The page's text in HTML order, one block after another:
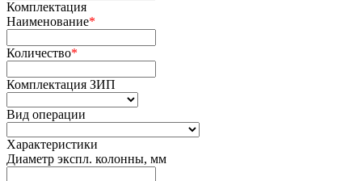
Комплектация
Наименование*
Количество*
Комплектация ЗИП
Вид операции
Характеристики
Диаметр экспл. колонны, мм